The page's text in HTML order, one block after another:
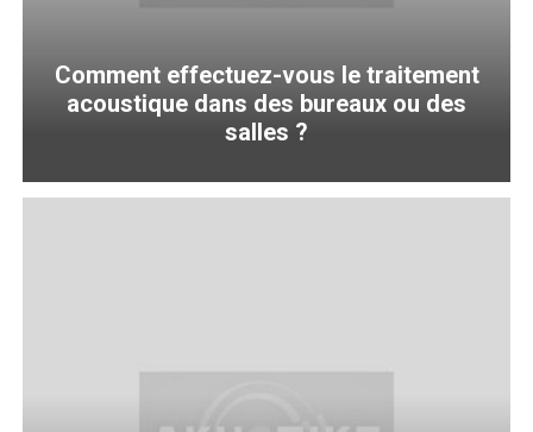
Comment effectuez-vous le traitement
acoustique dans des bureaux ou des
salles ?